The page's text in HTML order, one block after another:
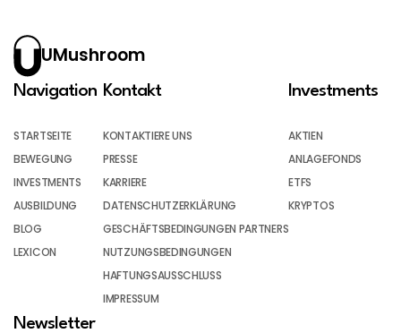
UMushroom
Navigation
STARTSEITE
BEWEGUNG
INVESTMENTS
AUSBILDUNG
BLOG
LEXICON
Kontakt
KONTAKTIERE UNS
PRESSE
KARRIERE
DATENSCHUTZERKLÄRUNG
GESCHÄFTSBEDINGUNGEN PARTNERS
NUTZUNGSBEDINGUNGEN
HAFTUNGSAUSSCHLUSS
IMPRESSUM
Investments
AKTIEN
ANLAGEFONDS
ETFS
KRYPTOS
Newsletter